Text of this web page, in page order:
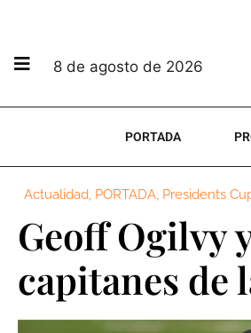
8 de agosto de 2026
PORTADA
Actualidad, PORTADA, Presidents
Geoff Ogilvy
capitanes de